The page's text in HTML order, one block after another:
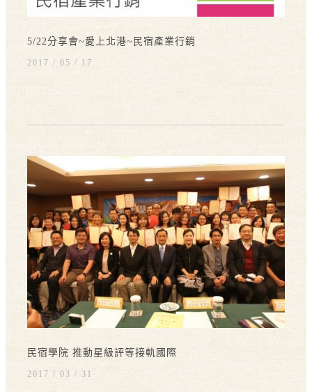
5/22分享會~愛上北港~民宿產業行銷
2017 / 05 17
民宿學院 推動星級評等接軌國際
2017 / 03 31